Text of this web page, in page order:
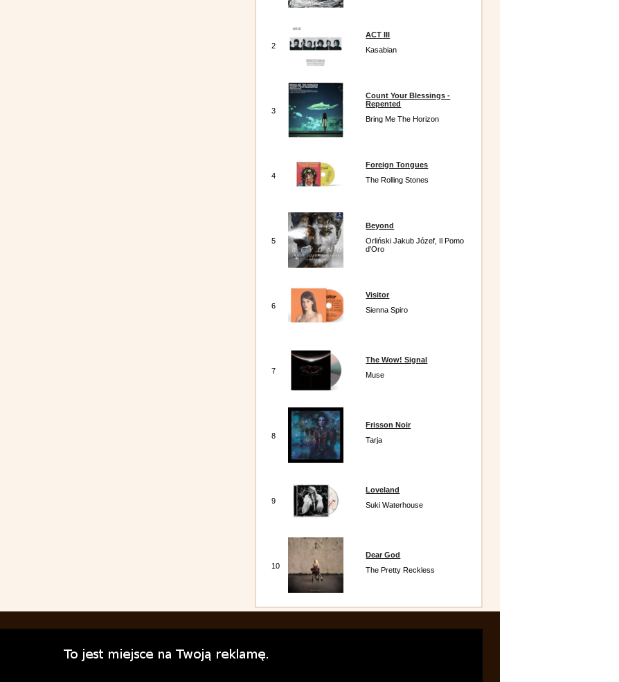
2
ACT III
Kasabian
3
Count Your Blessings -
Repented
Bring Me The Horizon
4
Foreign Tongues
The Rolling Stones
5
Beyond
Orliński Jakub Józef, Il Pomo
d'Oro
6
Visitor
Sienna Spiro
7
The Wow! Signal
Muse
8
Frisson Noir
Tarja
9
Loveland
Suki Waterhouse
10
Dear God
The Pretty Reckless